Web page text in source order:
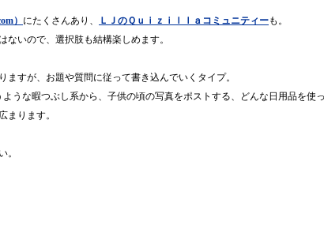
） にたくさんあり、 ＬＪのＱｕｉｚｉｌｌａコミュニティーも。
いので、選択肢も結構楽しめます。
すが、お題や質問に従って書き込んでいくタイプ。
うな暇つぶし系から、子供の頃の写真をポストする、どんな日用品を使
まります。
。